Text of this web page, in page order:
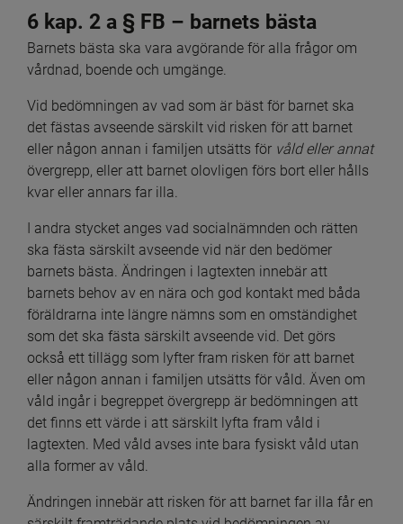
6 kap. 2 a § FB – barnets bästa
Barnets bästa ska vara avgörande för alla frågor om
vårdnad, boende och umgänge.
Vid bedömningen av vad som är bäst för barnet ska
det fästas avseende särskilt vid risken för att barnet
eller någon annan i familjen utsätts för
våld eller annat
övergrepp, eller att barnet olovligen förs bort eller hålls
kvar eller annars far illa.
I andra stycket anges vad socialnämnden och rätten
ska fästa särskilt avseende vid när den bedömer
barnets bästa. Ändringen i lagtexten innebär att
barnets behov av en nära och god kontakt med båda
föräldrarna inte längre nämns som en omständighet
som det ska fästa särskilt avseende vid. Det görs
också ett tillägg som lyfter fram risken för att barnet
eller någon annan i familjen utsätts för våld. Även om
våld ingår i begreppet övergrepp är bedömningen att
det finns ett värde i att särskilt lyfta fram våld i
lagtexten. Med våld avses inte bara fysiskt våld utan
alla former av våld.
Ändringen innebär att risken för att barnet far illa får en